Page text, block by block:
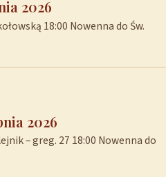
2026
18:00 Nowenna do Św.
2026
– greg. 27 18:00 Nowenna do